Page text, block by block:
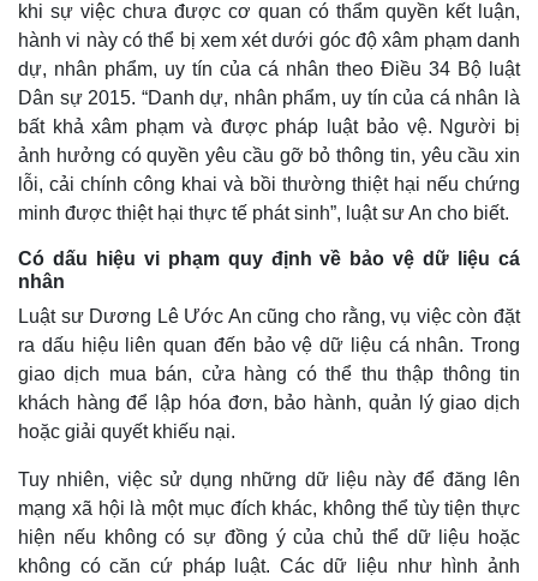
khi sự việc chưa được cơ quan có thẩm quyền kết luận,
hành vi này có thể bị xem xét dưới góc độ xâm phạm danh
dự, nhân phẩm, uy tín của cá nhân theo Điều 34 Bộ luật
Dân sự 2015. “Danh dự, nhân phẩm, uy tín của cá nhân là
bất khả xâm phạm và được pháp luật bảo vệ. Người bị
ảnh hưởng có quyền yêu cầu gỡ bỏ thông tin, yêu cầu xin
lỗi, cải chính công khai và bồi thường thiệt hại nếu chứng
minh được thiệt hại thực tế phát sinh”, luật sư An cho biết.
Có dấu hiệu vi phạm quy định về bảo vệ dữ liệu cá
nhân
Luật sư Dương Lê Ước An cũng cho rằng, vụ việc còn đặt
ra dấu hiệu liên quan đến bảo vệ dữ liệu cá nhân. Trong
giao dịch mua bán, cửa hàng có thể thu thập thông tin
khách hàng để lập hóa đơn, bảo hành, quản lý giao dịch
hoặc giải quyết khiếu nại.
Tuy nhiên, việc sử dụng những dữ liệu này để đăng lên
mạng xã hội là một mục đích khác, không thể tùy tiện thực
hiện nếu không có sự đồng ý của chủ thể dữ liệu hoặc
không có căn cứ pháp luật. Các dữ liệu như hình ảnh